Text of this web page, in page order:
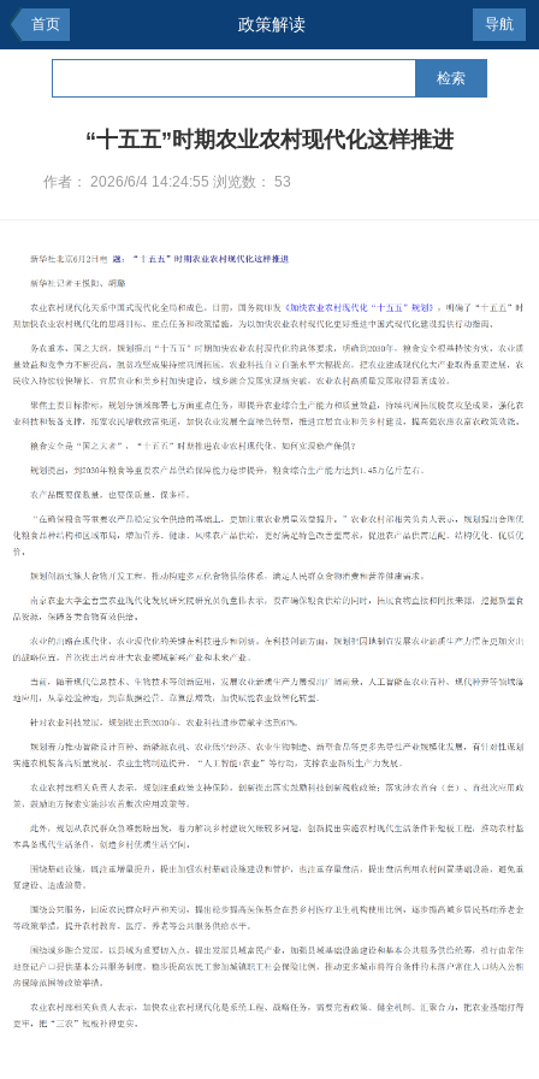
首页 导航
政策解读
检索
“十五五”时期农业农村现代化这样推进
作者： 2026/6/4 14:24:55 浏览数： 53